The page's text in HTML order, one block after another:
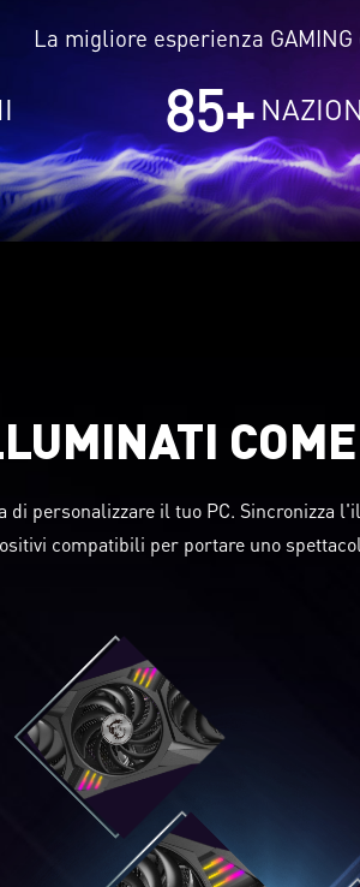
La migliore esperienza GAMING
85+
di personalizzare il tuo PC. Sincronizza
compatibili per portare uno